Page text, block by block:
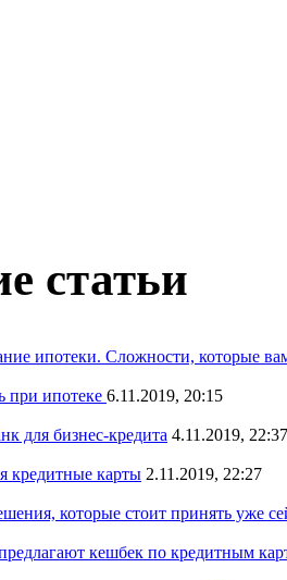
статьи
ипотеки. Сложности, которые
при ипотеке 6.11.2019, 20:15
для бизнес-кредита 4.11.2019, 22:37
кредитные карты 2.11.2019, 22:27
которые стоит принять уже
кешбек по кредитным